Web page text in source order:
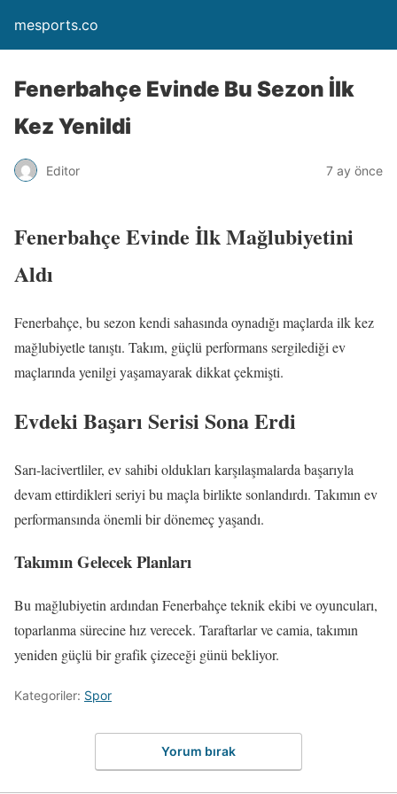
mesports.co
Fenerbahçe Evinde Bu Sezon İlk
Kez Yenildi
Editor 7 ay önce
Fenerbahçe Evinde İlk Mağlubiyetini
Aldı
Fenerbahçe, bu sezon kendi sahasında oynadığı maçlarda ilk kez
mağlubiyetle tanıştı. Takım, güçlü performans sergilediği ev
maçlarında yenilgi yaşamayarak dikkat çekmişti.
Evdeki Başarı Serisi Sona Erdi
Sarı-lacivertliler, ev sahibi oldukları karşılaşmalarda başarıyla
devam ettirdikleri seriyi bu maçla birlikte sonlandırdı. Takımın ev
performansında önemli bir dönemeç yaşandı.
Takımın Gelecek Planları
Bu mağlubiyetin ardından Fenerbahçe teknik ekibi ve oyuncuları,
toparlanma sürecine hız verecek. Taraftarlar ve camia, takımın
yeniden güçlü bir grafik çizeceği günü bekliyor.
Kategoriler: Spor
Yorum bırak